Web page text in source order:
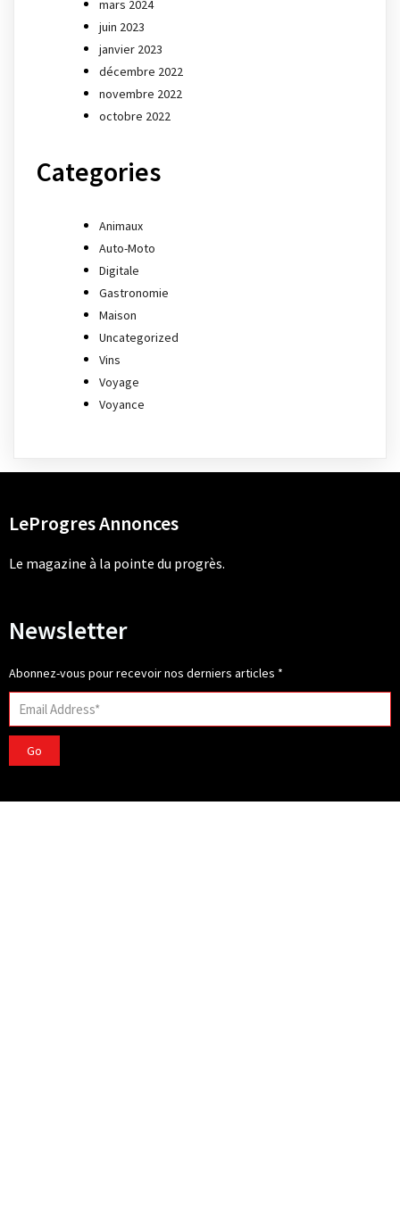
mars 2024
juin 2023
janvier 2023
décembre 2022
novembre 2022
octobre 2022
Categories
Animaux
Auto-Moto
Digitale
Gastronomie
Maison
Uncategorized
Vins
Voyage
Voyance
LeProgres Annonces
Le magazine à la pointe du progrès.
Newsletter
Abonnez-vous pour recevoir nos derniers articles *
Go